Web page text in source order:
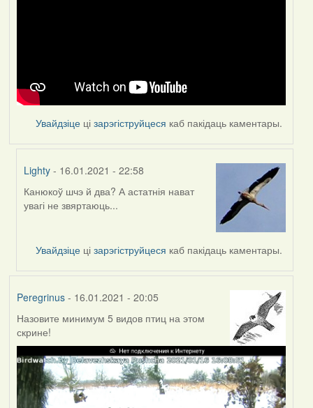
Увайдзіце цізарэгіструйцеся каб пакідаць каментары.
Lighty - 16.01.2021 - 22:58
In
reply
Feather
Канюкоў шчэ й два? А астатнія нават
увагі не звяртаюць...
Увайдзіце цізарэгіструйцеся каб пакідаць каментары.
Peregrinus- 16.01.2021 - 20:05
Назовите минимум 5 видов птиц на этом
скрине!